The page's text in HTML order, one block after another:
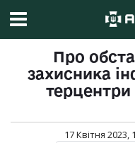
Про
захисника
17 Квітня 2023,